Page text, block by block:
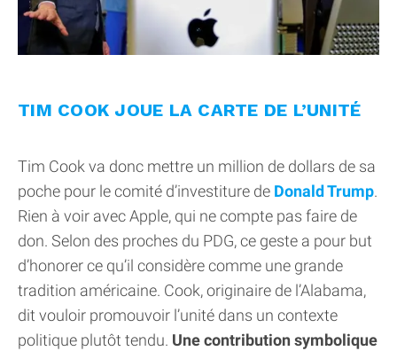
TIM COOK JOUE LA CARTE DE L’UNITÉ
Tim Cook va donc mettre un million de dollars de sa
poche pour le comité d’investiture de Donald Trump.
Rien à voir avec Apple, qui ne compte pas faire de
don. Selon des proches du PDG, ce geste a pour but
d’honorer ce qu’il considère comme une grande
tradition américaine. Cook, originaire de l’Alabama,
dit vouloir promouvoir l’unité dans un contexte
politique plutôt tendu. Une contribution symbolique